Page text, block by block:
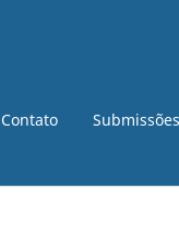
Contato Submissões